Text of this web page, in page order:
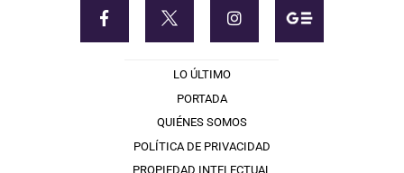
LO ÚLTIMO
PORTADA
QUIÉNES SOMOS
POLÍTICA DE PRIVACIDAD
PROPIEDAD INTELECTUAL